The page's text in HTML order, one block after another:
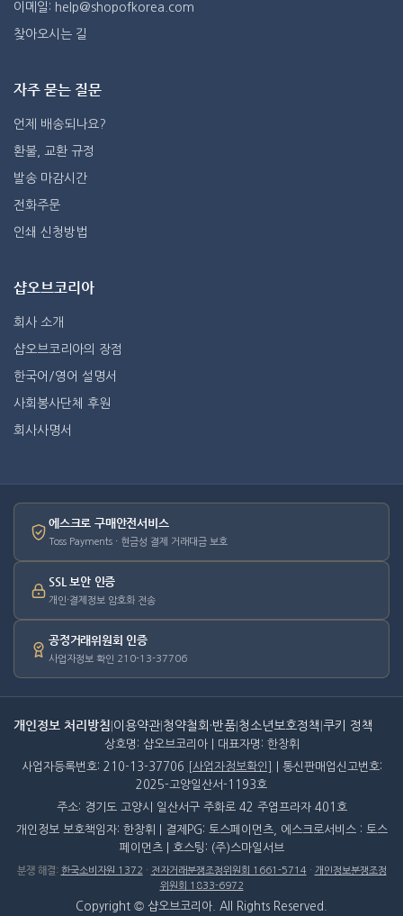
이메일: help@shopofkorea.com
찾아오시는 길
자주 묻는 질문
언제 배송되나요?
환불, 교환 규정
발송 마감시간
전화주문
인쇄 신청방법
샵오브코리아
회사 소개
샵오브코리아의 장점
한국어/영어 설명서
사회봉사단체 후원
회사사명서
에스크로 구매안전서비스
Toss Payments · 현금성 결제 거래대금 보호
SSL 보안 인증
개인·결제정보 암호화 전송
공정거래위원회 인증
사업자정보 확인 210-13-37706
개인정보 처리방침 이용약관 청약철회·반품 청소년보호정책 쿠키 정책
상호명: 샵오브코리아 | 대표자명: 한창휘
사업자등록번호: 210-13-37706
[사업자정보확인]
| 통신판매업신고번호:
2025-고양일산서-1193호
주소: 경기도 고양시 일산서구 주화로 42 주엽프라자 401호
개인정보 보호책임자: 한창휘 | 결제PG: 토스페이먼츠, 에스크로서비스 : 토스
페이먼츠 | 호스팅: (주)스마일서브
분쟁 해결: 한국소비자원 1372 · 전자거래분쟁조정위원회 1661-5714 · 개인정보분쟁조정
위원회 1833-6972
Copyright © 샵오브코리아. All Rights Reserved.